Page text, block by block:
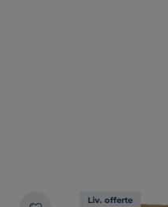
Liv. offerte